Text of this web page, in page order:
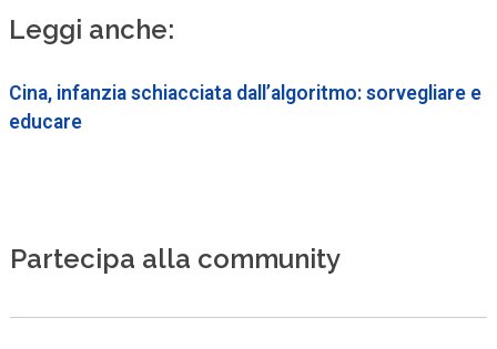
Leggi anche:
Cina, infanzia schiacciata dall’algoritmo: sorvegliare e
educare
Partecipa alla community